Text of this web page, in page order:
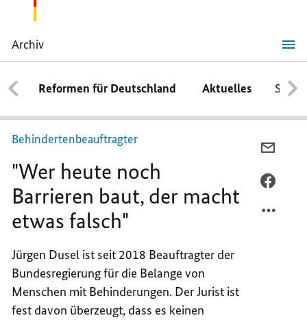
Archiv
"Wer
heute
noch
Barrieren
baut,
der
macht
etwas
Reformen für Deutschland Aktuelles
Behindertenbeauftragter
"Wer heute noch
Barrieren baut, der macht
etwas falsch"
Jürgen Dusel ist seit 2018 Beauftragter der
Bundesregierung für die Belange von
Menschen mit Behinderungen. Der Jurist ist
fest davon überzeugt, dass es keinen